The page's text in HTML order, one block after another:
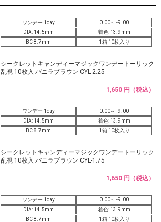
ワンデー 1day
0.00～ -9.00
DIA: 14.5mm
着色: 13.9mm
BC 8.7mm
1箱 10枚入り
シークレットキャンディーマジックワンデートーリック
乱視 10枚入 バニラブラウン CYL-2.25
1,650 円（税込）
ワンデー 1day
0.00～ -9.00
DIA: 14.5mm
着色: 13.9mm
BC 8.7mm
1箱 10枚入り
シークレットキャンディーマジックワンデートーリック
乱視 10枚入 バニラブラウン CYL-1.75
1,650 円（税込）
ワンデー 1day
0.00～ -9.00
DIA: 14.5mm
着色: 13.9mm
BC 8.7mm
1箱 10枚入り